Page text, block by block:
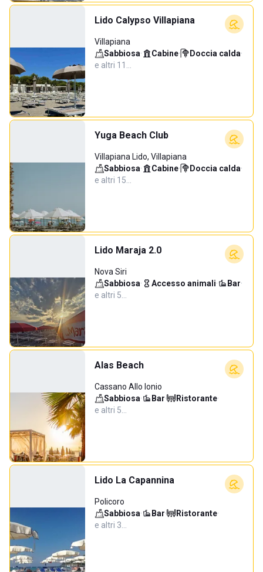
Lido Calypso Villapiana
Villapiana
Sabbiosa· Cabine· Doccia calda·
e altri 11…
Yuga Beach Club
Villapiana Lido, Villapiana
Sabbiosa· Cabine· Doccia calda·
e altri 15…
Lido Maraja 2.0
Nova Siri
Sabbiosa· Accesso animali· Bar·
e altri 5…
Alas Beach
Cassano Allo Ionio
Sabbiosa· Bar· Ristorante·
e altri 5…
Lido La Capannina
Policoro
Sabbiosa· Bar· Ristorante·
e altri 3…